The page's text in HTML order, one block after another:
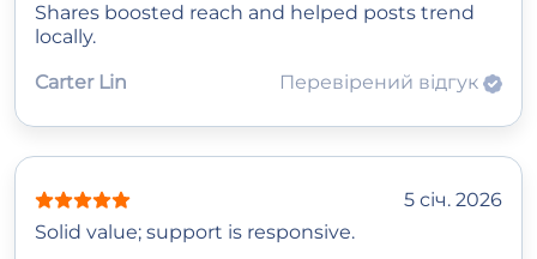
Shares boosted reach and helped posts trend
locally.
Carter Lin
Перевірений відгук
5 січ. 2026
Solid value; support is responsive.